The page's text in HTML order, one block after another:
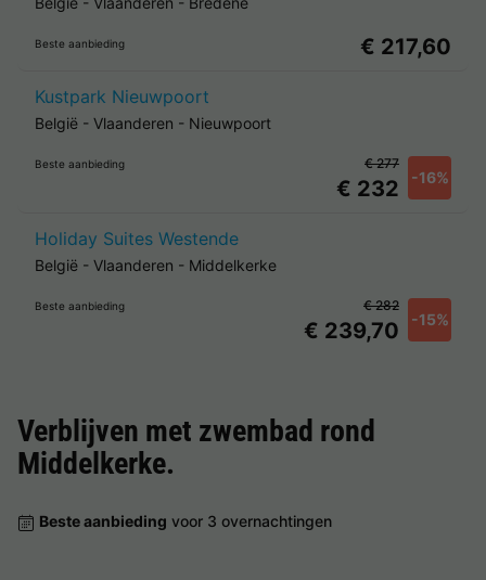
Beste aanbieding € 217,60
Kustpark Nieuwpoort
België - Vlaanderen - Nieuwpoort
Beste aanbieding
€ 232 -16%
€ 277
Holiday Suites Westende
België - Vlaanderen - Middelkerke
Beste aanbieding
€ 239,70 -15%
€ 282
Verblijven met zwembad rond
Middelkerke.
Beste aanbieding voor 3 overnachtingen